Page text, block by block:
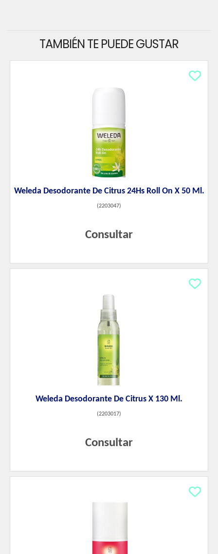
TAMBIÉN TE PUEDE GUSTAR
Weleda Desodorante De Citrus 24Hs Roll On X 50 Ml.
(2203047)
Consultar
Weleda Desodorante De Citrus X 130 Ml.
(2203017)
Consultar